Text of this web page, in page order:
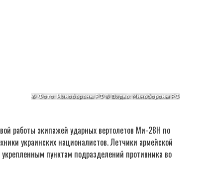
работы экипажей ударных вертолетов Ми-28Н по
украинских националистов. Летчики армейской
пунктам подразделений противника во